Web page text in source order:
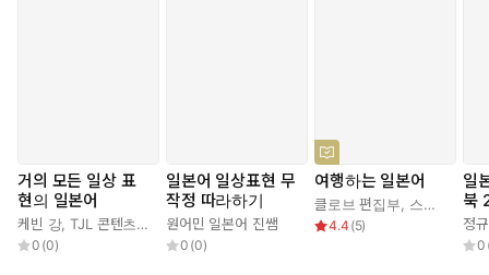
거의 모든 일상 표
현의 일본어
케빈 강,TJL 콘텐츠 연구소
0 (0)
일본어 일상표현 무
작정 따라하기
원어민 일본어 진쌤
0 (0)
여행하는 일본어
클로브 편집부 스미레
4.4 (5)
일
북
정
0